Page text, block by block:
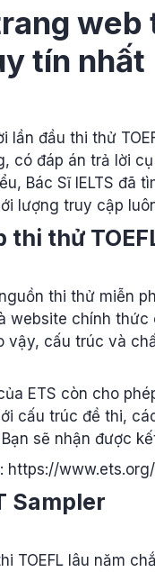
tín nhất
lần đầu thi thử
có đáp án trả lời
Bác Sĩ IELTS đã
lượng truy cập
thi thử
thi thử miễn
website chính thức
vậy, cấu trúc và
ETS còn cho
cấu trúc đề thi,
sẽ nhận được
https://www.ets.org/
Sampler
TOEFL lâu năm